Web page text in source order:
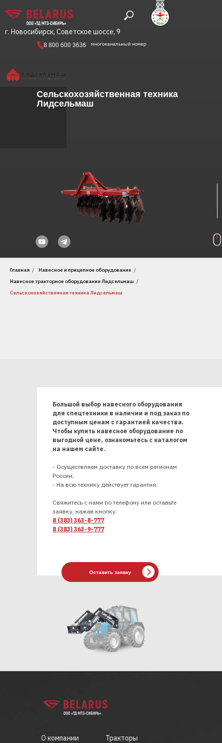
многоканальный номер
8 800 600 3636
г. Новосибирск, Советское шоссе, 9
Сельскохозяйственная техника
Лидсельмаш
Главная / Навесное и прицепное оборудование /
Навесное тракторное оборудование Лидсельмаш /
Сельскохозяйственная техника Лидсельмаш
Большой выбор навесного оборудования
для спецтехники в наличии и под заказ по
доступным ценам с гарантией качества.
Чтобы купить навесное оборудование по
выгодной цене, ознакомьтесь с каталогом
на нашем сайте.
- Осуществляем доставку по всем регионам
России;
- На всю технику действует гарантия;
Свяжитесь с нами по телефону или оставьте
заявку, нажав кнопку:
8 (383) 363-8-777
8 (383) 363-9-777
Оставить заявку
Тракторы
О компании